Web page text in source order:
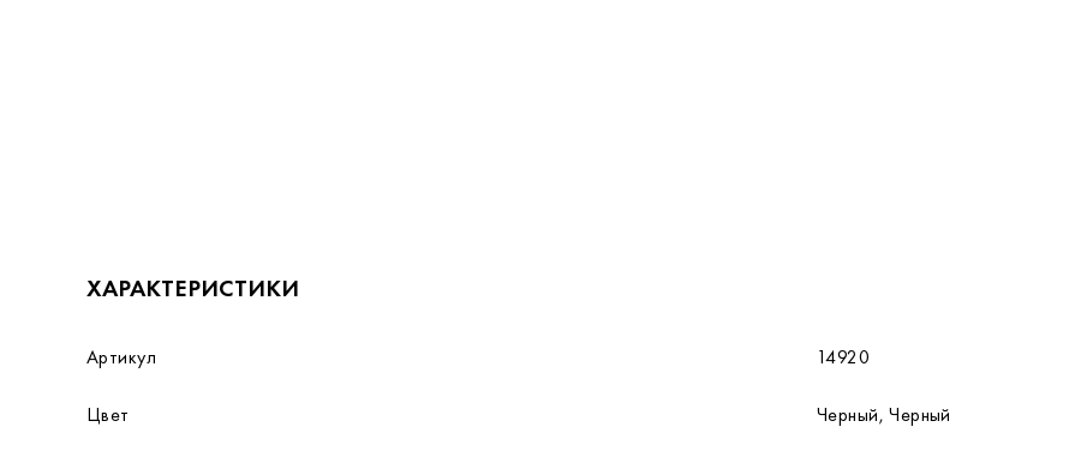
ХАРАКТЕРИСТИКИ
Артикул 14920
Цвет Черный, Черный